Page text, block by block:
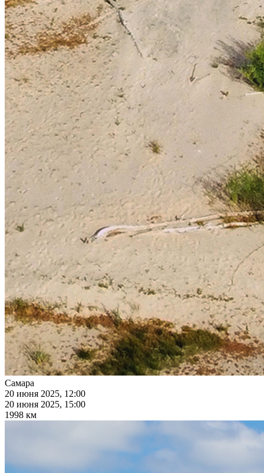
Самара
20 июня 2025, 12:00
20 июня 2025, 15:00
1998 км